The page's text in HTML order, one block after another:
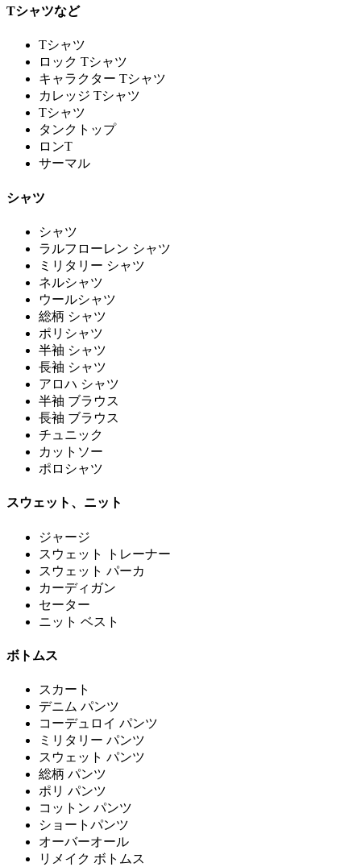
Tシャツなど
Tシャツ
ロック Tシャツ
キャラクター Tシャツ
カレッジ Tシャツ
Tシャツ
タンクトップ
ロンT
サーマル
シャツ
シャツ
ラルフローレン シャツ
ミリタリー シャツ
ネルシャツ
ウールシャツ
総柄 シャツ
ポリシャツ
半袖 シャツ
長袖 シャツ
アロハ シャツ
半袖 ブラウス
長袖 ブラウス
チュニック
カットソー
ポロシャツ
スウェット、ニット
ジャージ
スウェット トレーナー
スウェット パーカ
カーディガン
セーター
ニット ベスト
ボトムス
スカート
デニム パンツ
コーデュロイ パンツ
ミリタリー パンツ
スウェット パンツ
総柄 パンツ
ポリ パンツ
コットン パンツ
ショートパンツ
オーバーオール
リメイク ボトムス